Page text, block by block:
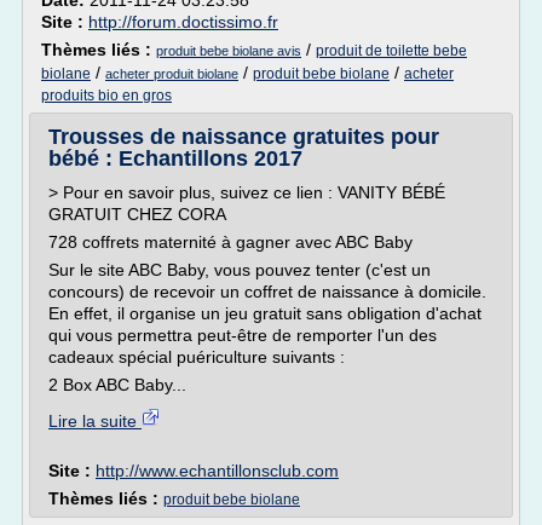
Site : http://forum.doctissimo.fr
Thèmes liés : produit bebe biolane avis / produit de toilette bebe
biolane / acheter produit biolane / produit bebe biolane / acheter
produits bio en gros
Trousses de naissance gratuites pour
bébé : Echantillons 2017
> Pour en savoir plus, suivez ce lien : VANITY BÉBÉ
GRATUIT CHEZ CORA
728 coffrets maternité à gagner avec ABC Baby
Sur le site ABC Baby, vous pouvez tenter (c'est un
concours) de recevoir un coffret de naissance à domicile.
En effet, il organise un jeu gratuit sans obligation d'achat
qui vous permettra peut-être de remporter l'un des
cadeaux spécial puériculture suivants :
2 Box ABC Baby...
Lire la suite
Site : http://www.echantillonsclub.com
Thèmes liés : produit bebe biolane